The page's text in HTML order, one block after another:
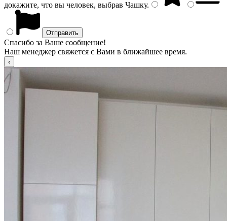
докажите, что вы человек, выбрав Чашку.
Спасибо за Ваше сообщение!
Наш менеджер свяжется с Вами в ближайшее время.